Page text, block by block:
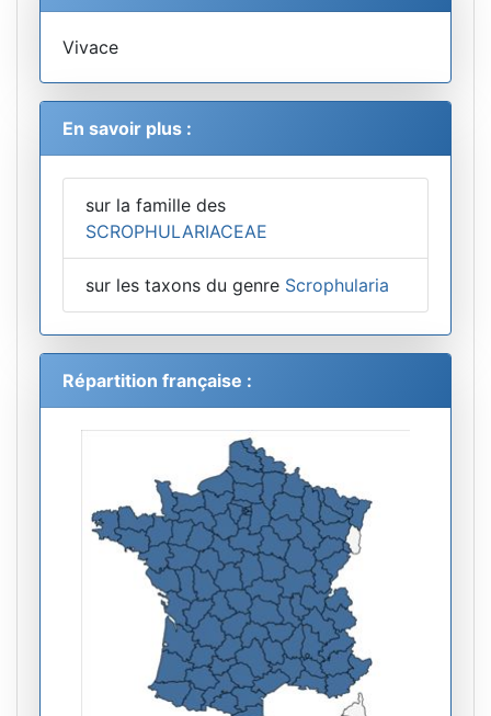
Vivace
En savoir plus :
sur la famille des
SCROPHULARIACEAE
sur les taxons du genre Scrophularia
Répartition française :